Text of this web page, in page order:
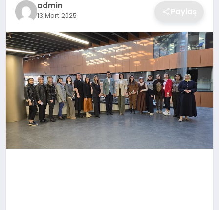
admin
13 Mart 2025 Paylaş